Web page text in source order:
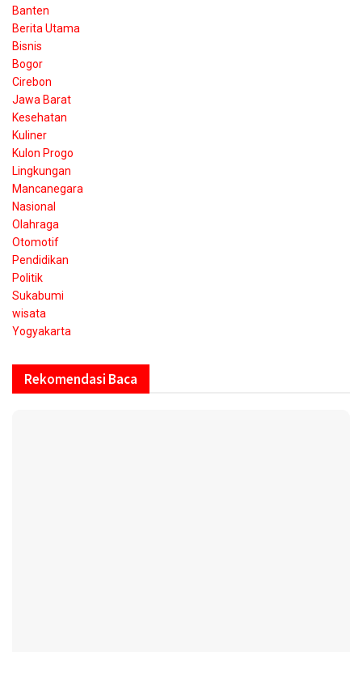
Banten
Berita Utama
Bisnis
Bogor
Cirebon
Jawa Barat
Kesehatan
Kuliner
Kulon Progo
Lingkungan
Mancanegara
Nasional
Olahraga
Otomotif
Pendidikan
Politik
Sukabumi
wisata
Yogyakarta
Rekomendasi Baca